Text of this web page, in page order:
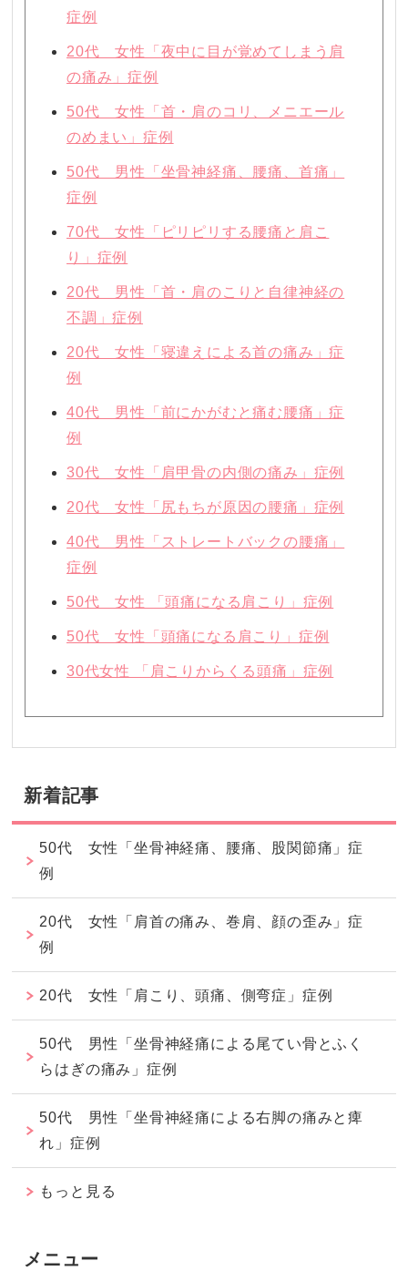
症例
20代 女性「夜中に目が覚めてしまう肩
の痛み」症例
50代 女性「首・肩のコリ、メニエール
のめまい」症例
50代 男性「坐骨神経痛、腰痛、首痛」
症例
70代 女性「ピリピリする腰痛と肩こ
り」症例
20代 男性「首・肩のこりと自律神経の
不調」症例
20代 女性「寝違えによる首の痛み」症
例
40代 男性「前にかがむと痛む腰痛」症
例
30代 女性「肩甲骨の内側の痛み」症例
20代 女性「尻もちが原因の腰痛」症例
40代 男性「ストレートバックの腰痛」
症例
50代 女性 「頭痛になる肩こり」症例
50代 女性「頭痛になる肩こり」症例
30代女性 「肩こりからくる頭痛」症例
新着記事
50代 女性「坐骨神経痛、腰痛、股関節痛」症
例
20代 女性「肩首の痛み、巻肩、顔の歪み」症
例
20代 女性「肩こり、頭痛、側弯症」症例
50代 男性「坐骨神経痛による尾てい骨とふく
らはぎの痛み」症例
50代 男性「坐骨神経痛による右脚の痛みと痺
れ」症例
もっと見る
メニュー